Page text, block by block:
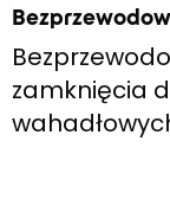
zamknięcia